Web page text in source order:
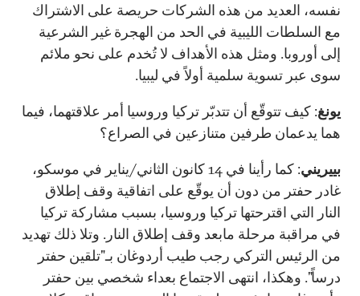
نفسه، العديد من هذه الشركات حريصة على الاشتراك
مع السلطات الليبية في الحد من الهجرة غير الشرعية
إلى أوروبا. ومثل هذه الأهداف لا تُخدم على نحو ملائم
سوى عبر تسوية سلمية أولاً في ليبيا.
يونغ: كيف تتوقّع أن تتدبّر تركيا وروسيا أمر علاقتهما، فيما
هما يدعمان طرفين متنازعين في الصراع؟
بييريني
: كما رأينا في 14 كانون الثاني/يناير في موسكو،
غادر حفتر من دون أن يوقّع على اتفاقية وقف إطلاق
النار التي اقترحتها تركيا وروسيا، بسبب مشاركة تركيا
في مراقبة مرحلة مابعد وقف إطلاق النار. وتلا ذلك تهديد
من الرئيس التركي رجب طيب أردوغان بـ"تلقين حفتر
درساً". وهكذا، انتهى الاجتماع بعداء شخصي بين حفتر